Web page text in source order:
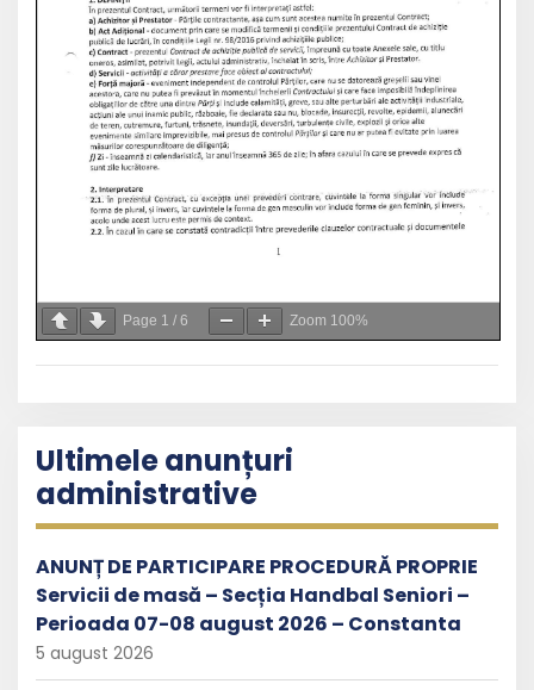
Page 1 / 6 Zoom 100%
Ultimele anunțuri
administrative
ANUNȚ DE PARTICIPARE PROCEDURĂ PROPRIE
Servicii de masă – Secția Handbal Seniori –
Perioada 07-08 august 2026 – Constanta
5 august 2026